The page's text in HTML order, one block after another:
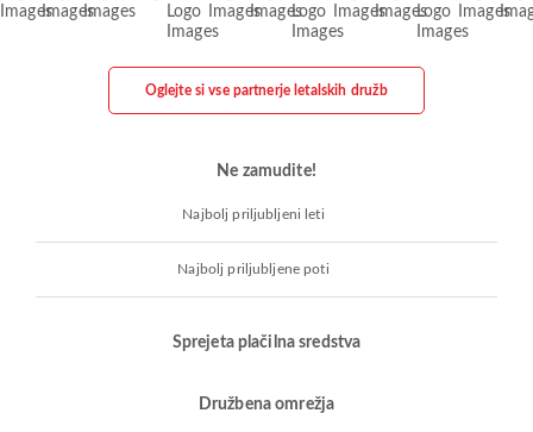
Oglejte si vse partnerje letalskih družb
Ne zamudite!
Najbolj priljubljeni leti
Najbolj priljubljene poti
Sprejeta plačilna sredstva
Družbena omrežja